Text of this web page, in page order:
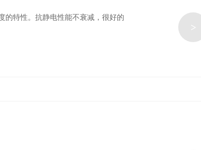
的特性。抗静电性能不衰减，很好的
>